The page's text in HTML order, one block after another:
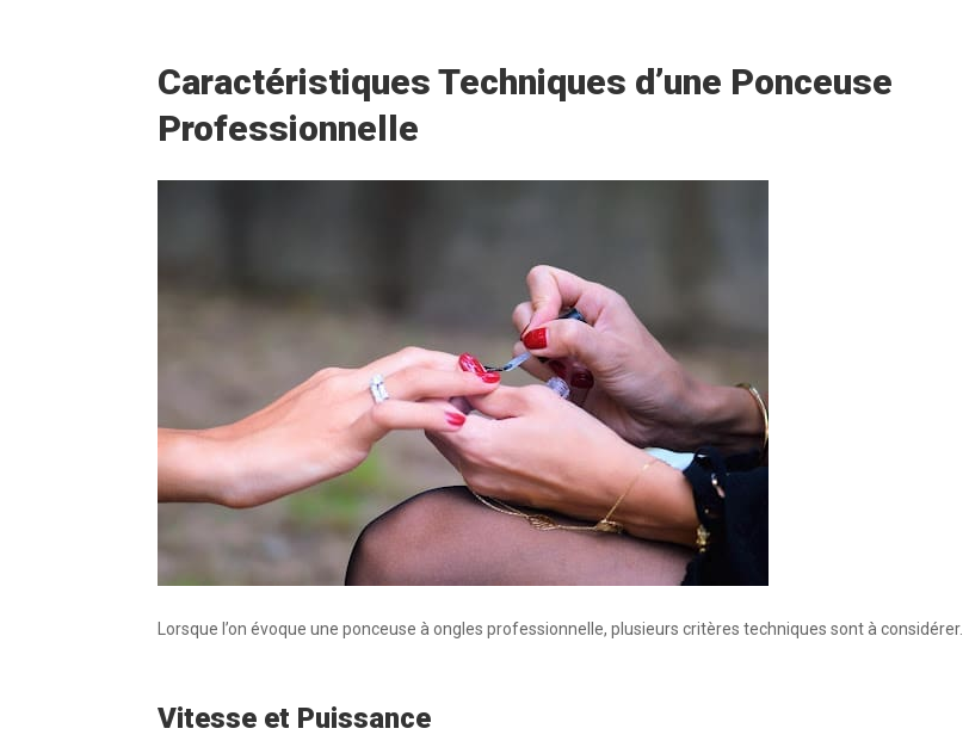
Caractéristiques Techniques d’une Ponceuse
Professionnelle
Lorsque l’on évoque une ponceuse à ongles professionnelle, plusieurs critères techniques sont à considérer.
Vitesse et Puissance